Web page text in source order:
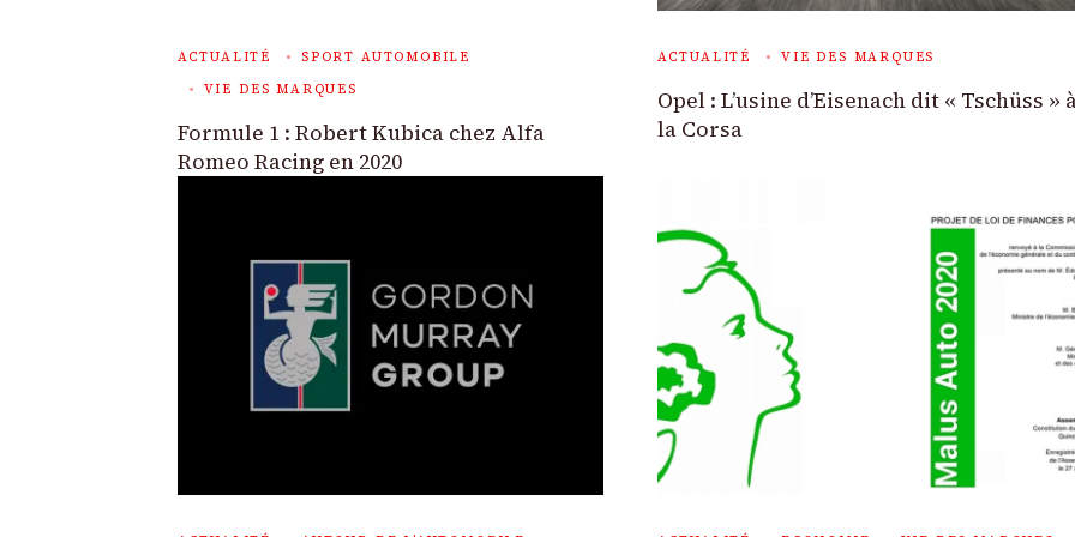
ACTUALITÉ
SPORT AUTOMOBILE
VIE DES MARQUES
Formule 1 : Robert Kubica chez Alfa
Romeo Racing en 2020
ACTUALITÉ VIE DES MARQUES
Opel : L’usine d’Eisenach dit « Tschüss »
la Corsa